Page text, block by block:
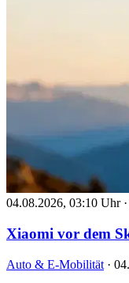
04.08.2026, 03:10 Uhr ·
Xiaomi vor dem
Auto & E-Mobilität ·